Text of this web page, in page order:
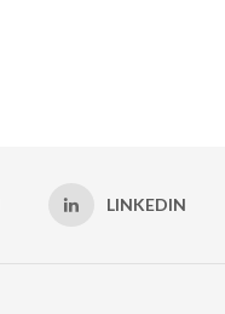
LINKEDIN